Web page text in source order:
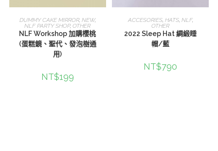
選擇規格
DUMMY CAKE MIRROR, NEW,
NLF PARTY SHOP,OTHER
NLF Workshop 加購櫻桃
(蛋糕鏡、聖代、發泡樹通
用)
NT$199
查看內容
ACCESORIES, HATS, NLF,
OTHER
2022 Sleep Hat 綢緞睡
帽/藍
NT$790